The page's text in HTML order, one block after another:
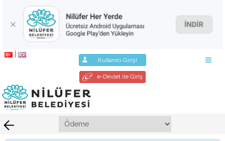
Kullanıcı Girişi
e-Devlet ile Giriş